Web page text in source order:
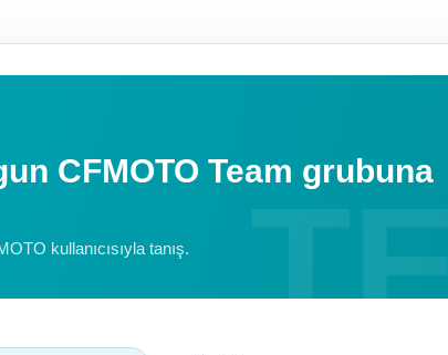
CFMOTO Team grubuna
kullanıcısıyla tanış.